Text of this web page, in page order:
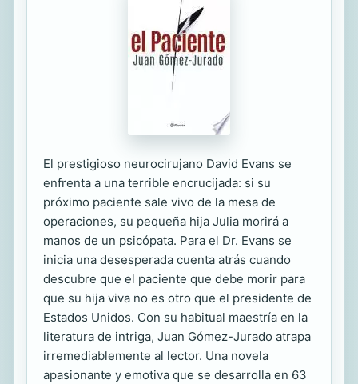
El prestigioso neurocirujano David Evans se
enfrenta a una terrible encrucijada: si su
próximo paciente sale vivo de la mesa de
operaciones, su pequeña hija Julia morirá a
manos de un psicópata. Para el Dr. Evans se
inicia una desesperada cuenta atrás cuando
descubre que el paciente que debe morir para
que su hija viva no es otro que el presidente de
Estados Unidos. Con su habitual maestría en la
literatura de intriga, Juan Gómez-Jurado atrapa
irremediablemente al lector. Una novela
apasionante y emotiva que se desarrolla en 63